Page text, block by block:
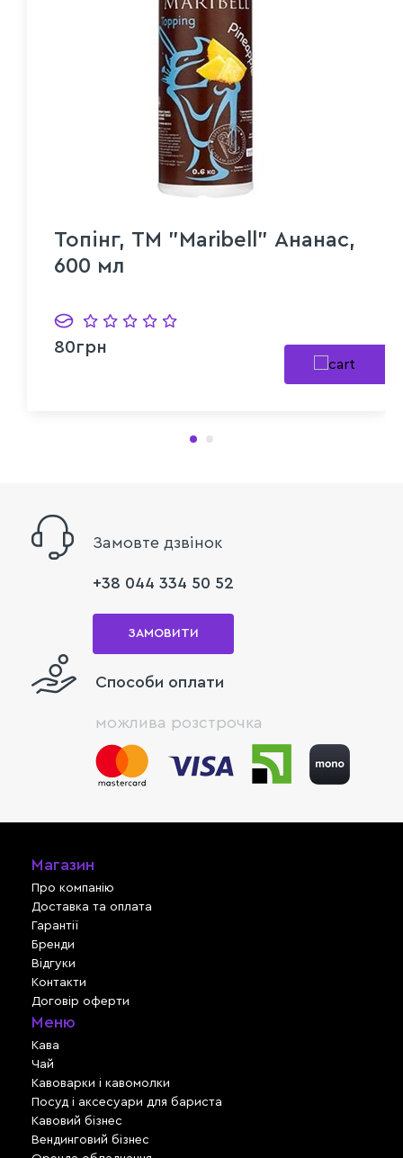
Топінг, ТМ "Maribell" Ананас,
600 мл
80грн
Замовте дзвінок
+38 044 334 50 52
ЗАМОВИТИ
Способи оплати
можлива розстрочка
Магазин
Про компанію
Доставка та оплата
Гарантії
Бренди
Відгуки
Контакти
Договір оферти
Меню
Кава
Чай
Кавоварки і кавомолки
Посуд і аксесуари для бариста
Кавовий бізнес
Вендинговий бізнес